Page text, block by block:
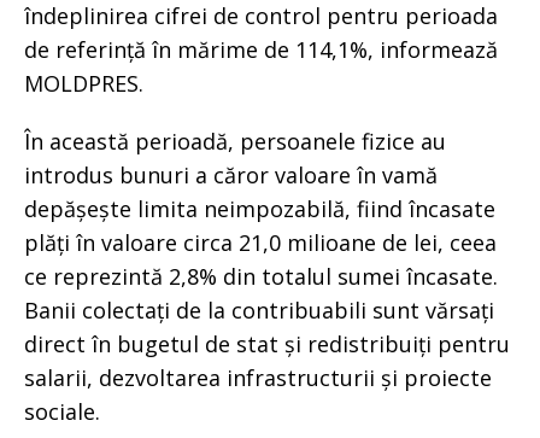
îndeplinirea cifrei de control pentru perioada
de referință în mărime de 114,1%, informează
MOLDPRES.
În această perioadă, persoanele fizice au
introdus bunuri a căror valoare în vamă
depășește limita neimpozabilă, fiind încasate
plăți în valoare circa 21,0 milioane de lei, ceea
ce reprezintă 2,8% din totalul sumei încasate.
Banii colectați de la contribuabili sunt vărsați
direct în bugetul de stat și redistribuiți pentru
salarii, dezvoltarea infrastructurii și proiecte
sociale.